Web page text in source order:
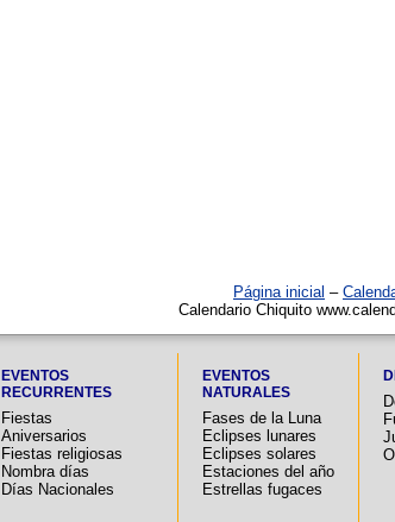
Página inicial –
Calendario Chiquito
EVENTOS
RECURRENTES
Fiestas
Aniversarios
Fiestas religiosas
Nombra días
Días Nacionales
EVENTOS
NATURALES
Fases de la Luna
Eclipses lunares
Eclipses solares
Estaciones del año
Estrellas fugaces